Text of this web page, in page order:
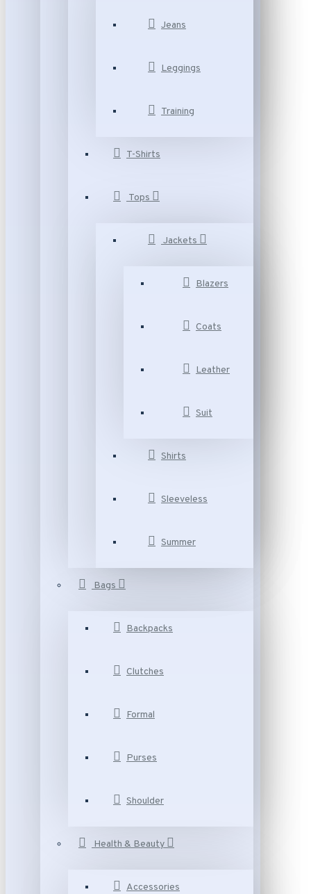
Jeans
Leggings
Training
T-Shirts
Tops
Jackets
Blazers
Coats
Leather
Suit
Shirts
Sleeveless
Summer
Bags
Backpacks
Clutches
Formal
Purses
Shoulder
Health & Beauty
Accessories